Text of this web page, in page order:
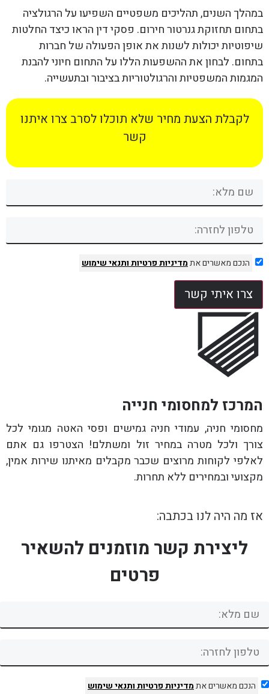
במהלך השנים, תהליכים משפטיים השפיעו על הרגולציה
בתחום תחזוקת גנרטור חירום. פסקי דין הראו כיצד החלטות
שיפוטיות יכולות לשנות את אופן הפעולה של חברות
בתחום. לבחון את ההשפעות הללו על התחום חיוני להבנת
המגמות המשפטיות והרגולטוריות בציבור ובתעשייה.
לקבלת הצעת מחיר שלא תוכלו לסרב צרו איתנו
קשר
הנכם מאשרים אתמדיניות פרטיותותנאי שימוש
צרו איתי קשר
המרכז למחסומי חנייה
מחסומי חניה, עמודי חניה גמישים ופסי האטה מגומי לכל
צורך ולכל מטרה במחיר זול ומשתלם! הצטרפו גם אתם
לאלפי לקוחות מרוצים שכבר מקבלים מאיתנו שירות אמין,
מקצועי ובמחירים ללא תחרות.
אז מה היה לנו בכתבה:
ליצירת קשר מוזמנים להשאיר
פרטים
הנכם מאשרים אתמדיניות פרטיותותנאי שימוש